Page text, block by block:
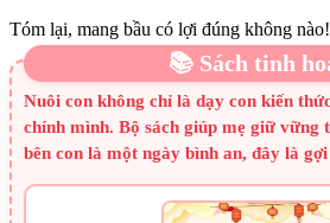
Tóm lại, mang bầu có lợi đúng không nào!
📚 Sách tinh
Nuôi con không chỉ là dạy con kiến
chính mình. Bộ sách giúp mẹ giữ vững
bên con là một ngày bình an, đây là